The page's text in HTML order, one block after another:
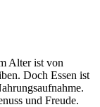
Alter ist von
Doch Essen ist
und Freude.